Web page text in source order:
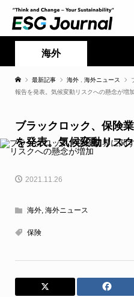
海外
最新記事 海外 海外ニュース
報告を発表。気候変動リスクへの懸念が増加
ブラックロック、保険
を発表。気候変動リス
2021.11.26
海外, 海外ニュース
保険